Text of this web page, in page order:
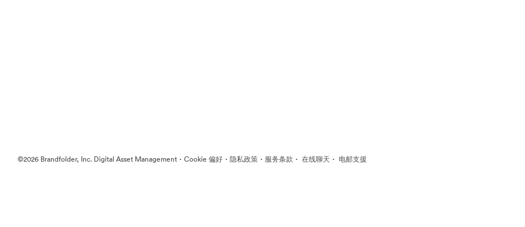
©2026 Brandfolder, Inc. Digital Asset Management · Cookie 偏好 · 隐私政策 · 服务条款 · 在线聊天 · 电邮支援